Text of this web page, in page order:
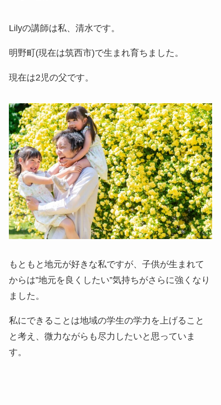
Lilyの講師は私、清水です。
明野町(現在は筑西市)で生まれ育ちました。
現在は2児の父です。
もともと地元が好きな私ですが、子供が生まれて
からは”地元を良くしたい”気持ちがさらに強くなり
ました。
私にできることは地域の学生の学力を上げること
と考え、微力ながらも尽力したいと思っていま
す。